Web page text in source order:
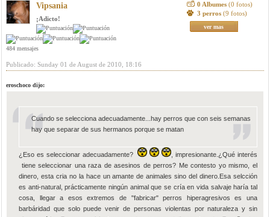
Vipsania
¡Adicto!
484 mensajes
0 Albumes (0 fotos)
3 perros (9 fotos)
ver mas
Publicado: Sunday 01 de August de 2010, 18:16
eroschoco dijo:
Cuando se selecciona adecuadamente...hay perros que con seis semanas
hay que separar de sus hermanos porque se matan
¿Eso es seleccionar adecuadamente?
, impresionante.¿Qué interés
tiene seleccionar una raza de asesinos de perros? Me contesto yo mismo, el
dinero, esta cria no la hace un amante de animales sino del dinero.Esa selcción
es anti-natural, prácticamente ningún animal que se cría en vida salvaje haría tal
cosa, llegar a esos extremos de "fabricar" perros hiperagresivos es una
barbáridad que solo puede venir de personas violentas por naturaleza y sin